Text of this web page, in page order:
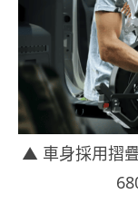
▲ 車身採用摺